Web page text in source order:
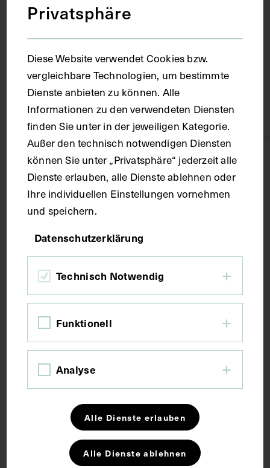
Nürnberg
Material
Papier
Technik
Fotografie, Druck
Maße
Bildmaß 43 x 29 cm
Kurzbeschreibung
Die Fotografien sind von Fritz Leyde angefertigt
worden.
Schlagwörter
Augenheilkunde
Chirurgie
Privatsphäre
Diese Website verwendet Cookies bzw.
vergleichbare Technologien, um bestimmte
Dienste anbieten zu können. Alle
Informationen zu den verwendeten Diensten
finden Sie unter in der jeweiligen Kategorie.
Außer den technisch notwendigen Diensten
können Sie unter „Privatsphäre“ jederzeit alle
Dienste erlauben, alle Dienste ablehnen oder
Ihre individuellen Einstellungen vornehmen
und speichern.
Datenschutzerklärung
Technisch Notwendig
Funktionell
Analyse
Alle Dienste erlauben
Alle Dienste ablehnen